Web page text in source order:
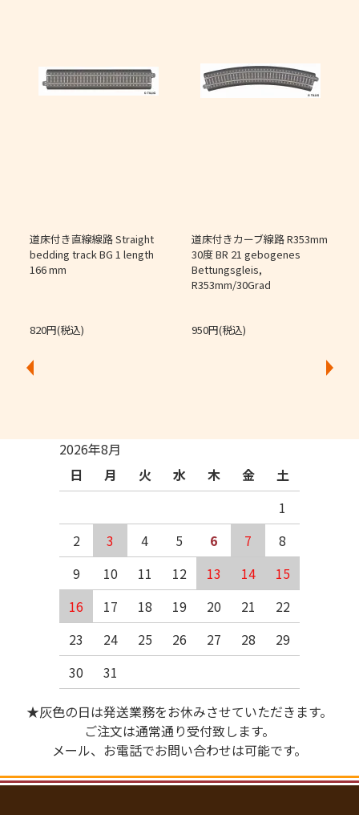
道床付き直線線路 Straight
bedding track BG 1 length
166 mm
820円(税込)
道床付きカーブ線路 R353mm
30度 BR 21 gebogenes
Bettungsgleis,
R353mm/30Grad
950円(税込)
2026年8月
日
月 火 水 木 金
土
1
2
3 4 5 6 7
8
9
10 11 12 13 14
15
16
17 18 19 20 21
22
23
24 25 26 27 28
29
30
31
★灰色の日は発送業務をお休みさせていただきます。
ご注文は通常通り受付致します。
メール、お電話でお問い合わせは可能です。